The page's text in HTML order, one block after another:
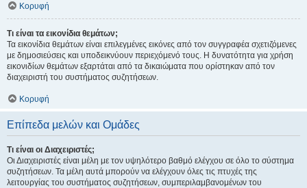
Κορυφή
Τι είναι τα εικονίδια θεμάτων;
Τα εικονίδια θεμάτων είναι επιλεγμένες εικόνες από τον συγγραφέα σχετιζόμενες
με δημοσιεύσεις και υποδεικνύουν περιεχόμενό τους. Η δυνατότητα για χρήση
εικονιδίων θεμάτων εξαρτάται από τα δικαιώματα που ορίστηκαν από τον
διαχειριστή του συστήματος συζητήσεων.
Κορυφή
Επίπεδα μελών και Ομάδες
Τι είναι οι Διαχειριστές;
Οι Διαχειριστές είναι μέλη με τον υψηλότερο βαθμό ελέγχου σε όλο το σύστημα
συζητήσεων. Τα μέλη αυτά μπορούν να ελέγχουν όλες τις πτυχές της
λειτουργίας του συστήματος συζητήσεων, συμπεριλαμβανομένων του